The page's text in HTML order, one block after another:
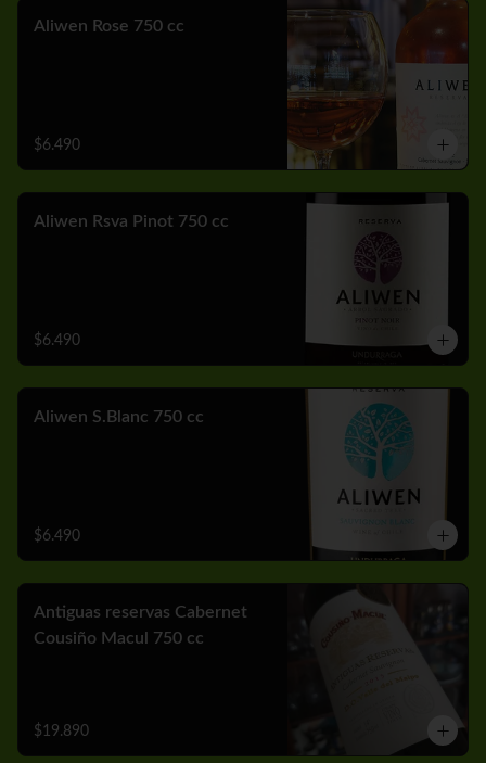
Aliwen Rose 750 cc
$6.490
Aliwen Rsva Pinot 750 cc
$6.490
Aliwen S.Blanc 750 cc
$6.490
Antiguas reservas Cabernet
Cousiño Macul 750 cc
$19.890